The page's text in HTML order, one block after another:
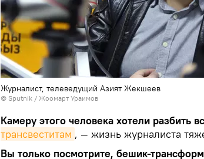
Журналист, телеведущий Азият Жекшеев
© Sputnik / Жоомарт Ураимов
Камеру этого человека хотели разбить
трансвеститам , — жизнь журналиста
Вы только посмотрите, бешик-